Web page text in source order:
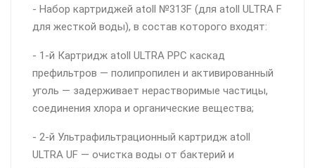
- Набор картриджей atoll №313F (для atoll ULTRA F
для жесткой воды), в состав которого входят:
- 1-й Картридж atoll ULTRA PPC каскад
префильтров — полипропилен и активированный
уголь — задерживает нерастворимые частицы,
соединения хлора и органические вещества;
- 2-й Ультрафильтрационный картридж atoll
ULTRA UF — очистка воды от бактерий и